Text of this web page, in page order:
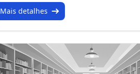
Mais detalhes